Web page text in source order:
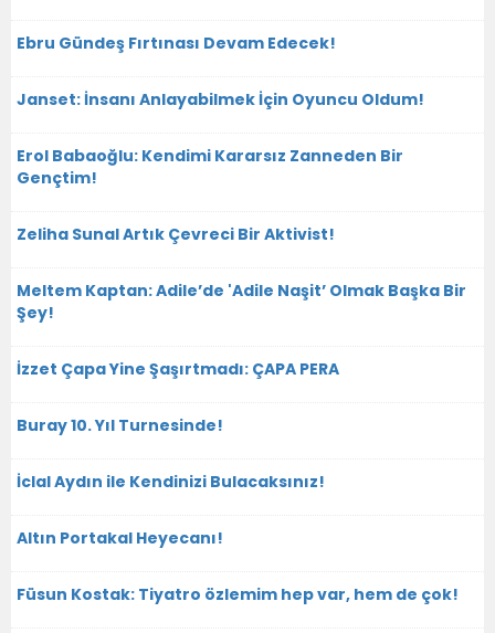
Ebru Gündeş Fırtınası Devam Edecek!
Janset: İnsanı Anlayabilmek İçin Oyuncu Oldum!
Erol Babaoğlu: Kendimi Kararsız Zanneden Bir
Gençtim!
Zeliha Sunal Artık Çevreci Bir Aktivist!
Meltem Kaptan: Adile’de 'Adile Naşit’ Olmak Başka Bir
Şey!
İzzet Çapa Yine Şaşırtmadı: ÇAPA PERA
Buray 10. Yıl Turnesinde!
İclal Aydın ile Kendinizi Bulacaksınız!
Altın Portakal Heyecanı!
Füsun Kostak: Tiyatro özlemim hep var, hem de çok!